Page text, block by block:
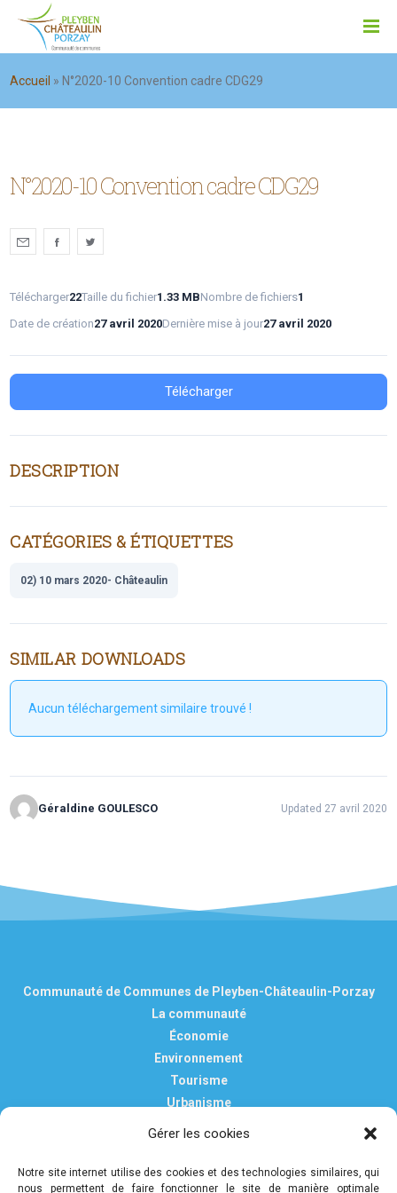
Gérer les cookies
Notre site internet utilise des cookies et des technologies similaires, qui
nous permettent de faire fonctionner le site de manière optimale
Accueil » N°2020-10 Convention cadre CDG29
N°2020-10 Convention cadre CDG29
Télécharger22Taille du fichier1.33 MBNombre de fichiers1
Date de création27 avril 2020Dernière mise à jour27 avril 2020
Télécharger
DESCRIPTION
CATÉGORIES & ÉTIQUETTES
02) 10 mars 2020- Châteaulin
SIMILAR DOWNLOADS
Aucun téléchargement similaire trouvé !
Géraldine GOULESCO Updated 27 avril 2020
Communauté de Communes de Pleyben-Châteaulin-Porzay
La communauté
Économie
Environnement
Tourisme
Urbanisme
Mentions légales